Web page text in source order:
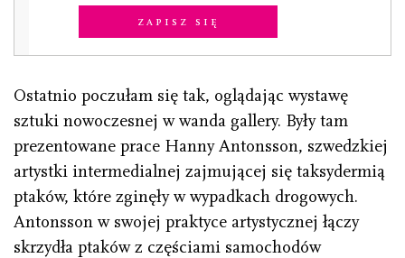
Zapisz się
Ostatnio poczułam się tak, oglądając wystawę
sztuki nowoczesnej w wanda gallery. Były tam
prezentowane prace Hanny Antonsson, szwedzkiej
artystki intermedialnej zajmującej się taksydermią
ptaków, które zginęły w wypadkach drogowych.
Antonsson w swojej praktyce artystycznej łączy
skrzydła ptaków z częściami samochodów